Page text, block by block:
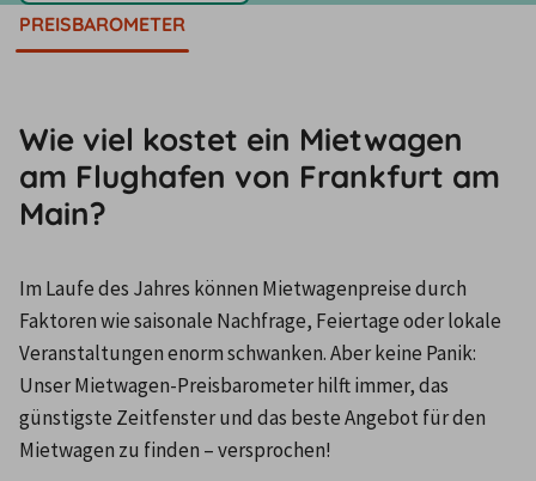
PREISBAROMETER
Wie viel kostet ein Mietwagen
am Flughafen von Frankfurt am
Main?
Im Laufe des Jahres können Mietwagenpreise durch
Faktoren wie saisonale Nachfrage, Feiertage oder lokale
Veranstaltungen enorm schwanken. Aber keine Panik:
Unser Mietwagen-Preisbarometer hilft immer, das
günstigste Zeitfenster und das beste Angebot für den
Mietwagen zu finden – versprochen!